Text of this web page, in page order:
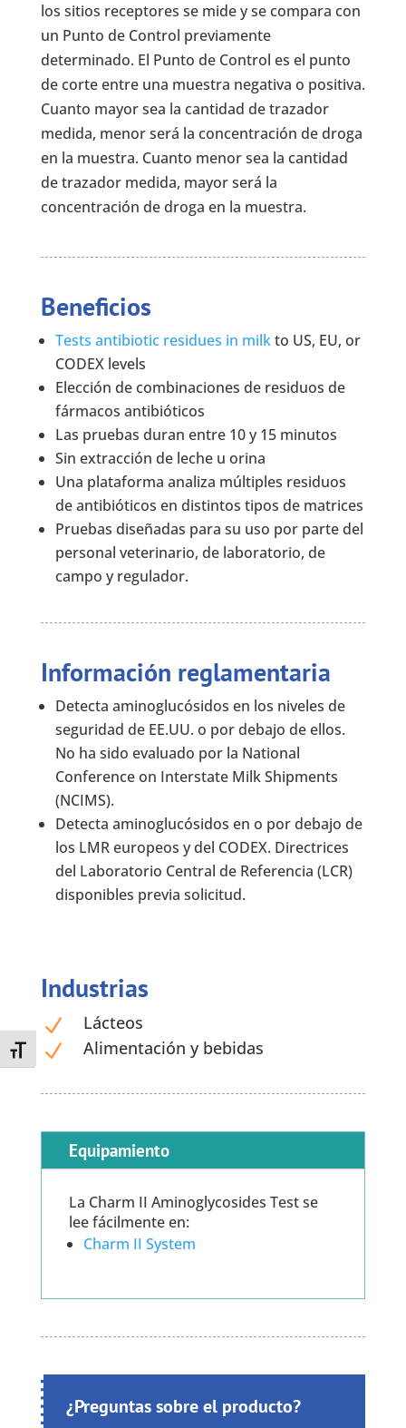
Toggle Font size
los sitios receptores se mide y se compara con
un Punto de Control previamente
determinado. El Punto de Control es el punto
de corte entre una muestra negativa o positiva.
Cuanto mayor sea la cantidad de trazador
medida, menor será la concentración de droga
en la muestra. Cuanto menor sea la cantidad
de trazador medida, mayor será la
concentración de droga en la muestra.
Beneficios
Tests antibiotic residues in milkto US, EU, or
CODEX levels
Elección de combinaciones de residuos de
fármacos antibióticos
Las pruebas duran entre 10 y 15 minutos
Sin extracción de leche u orina
Una plataforma analiza múltiples residuos
de antibióticos en distintos tipos de matrices
Pruebas diseñadas para su uso por parte del
personal veterinario, de laboratorio, de
campo y regulador.
Información reglamentaria
Detecta aminoglucósidos en los niveles de
seguridad de EE.UU. o por debajo de ellos.
No ha sido evaluado por la National
Conference on Interstate Milk Shipments
(NCIMS).
Detecta aminoglucósidos en o por debajo de
los LMR europeos y del CODEX. Directrices
del Laboratorio Central de Referencia (LCR)
disponibles previa solicitud.
Industrias
N Lácteos
N Alimentación y bebidas
Equipamiento
La Charm II Aminoglycosides Test se
lee fácilmente en:
Charm II System
¿Preguntas sobre el producto?